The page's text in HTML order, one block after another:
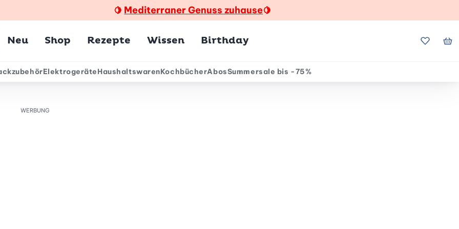
🍋 Mediterraner Genuss zuhause🍋
Neu Shop Rezepte Wissen Birthday Meine
ElektrogeräteHaushaltswarenKochbücherAbosSummersale bis -75%
WERBUNG